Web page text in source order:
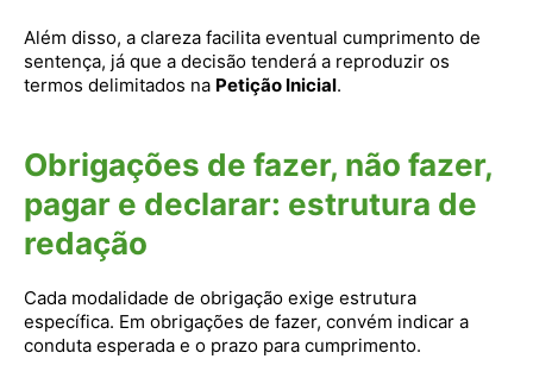
Além disso, a clareza facilita eventual cumprimento de
sentença, já que a decisão tenderá a reproduzir os
termos delimitados na Petição Inicial.
Obrigações de fazer, não fazer,
pagar e declarar: estrutura de
redação
Cada modalidade de obrigação exige estrutura
específica. Em obrigações de fazer, convém indicar a
conduta esperada e o prazo para cumprimento.